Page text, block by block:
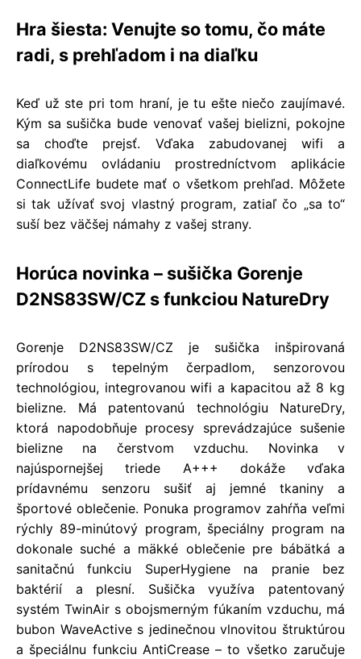
Hra šiesta: Venujte so tomu, čo máte
radi, s prehľadom i na diaľku
Keď už ste pri tom hraní, je tu ešte niečo zaujímavé.
Kým sa sušička bude venovať vašej bielizni, pokojne
sa choďte prejsť. Vďaka zabudovanej wifi a
diaľkovému ovládaniu prostredníctvom aplikácie
ConnectLife budete mať o všetkom prehľad. Môžete
si tak užívať svoj vlastný program, zatiaľ čo „sa to“
suší bez väčšej námahy z vašej strany.
Horúca novinka – sušička Gorenje
D2NS83SW/CZ s funkciou NatureDry
Gorenje D2NS83SW/CZ je sušička inšpirovaná
prírodou s tepelným čerpadlom, senzorovou
technológiou, integrovanou wifi a kapacitou až 8 kg
bielizne. Má patentovanú technológiu NatureDry,
ktorá napodobňuje procesy sprevádzajúce sušenie
bielizne na čerstvom vzduchu. Novinka v
najúspornejšej triede A+++ dokáže vďaka
prídavnému senzoru sušiť aj jemné tkaniny a
športové oblečenie. Ponuka programov zahŕňa veľmi
rýchly 89-minútový program, špeciálny program na
dokonale suché a mäkké oblečenie pre bábätká a
sanitačnú funkciu SuperHygiene na pranie bez
baktérií a plesní. Sušička využíva patentovaný
systém TwinAir s obojsmerným fúkaním vzduchu, má
bubon WaveActive s jedinečnou vlnovitou štruktúrou
a špeciálnu funkciu AntiCrease – to všetko zaručuje